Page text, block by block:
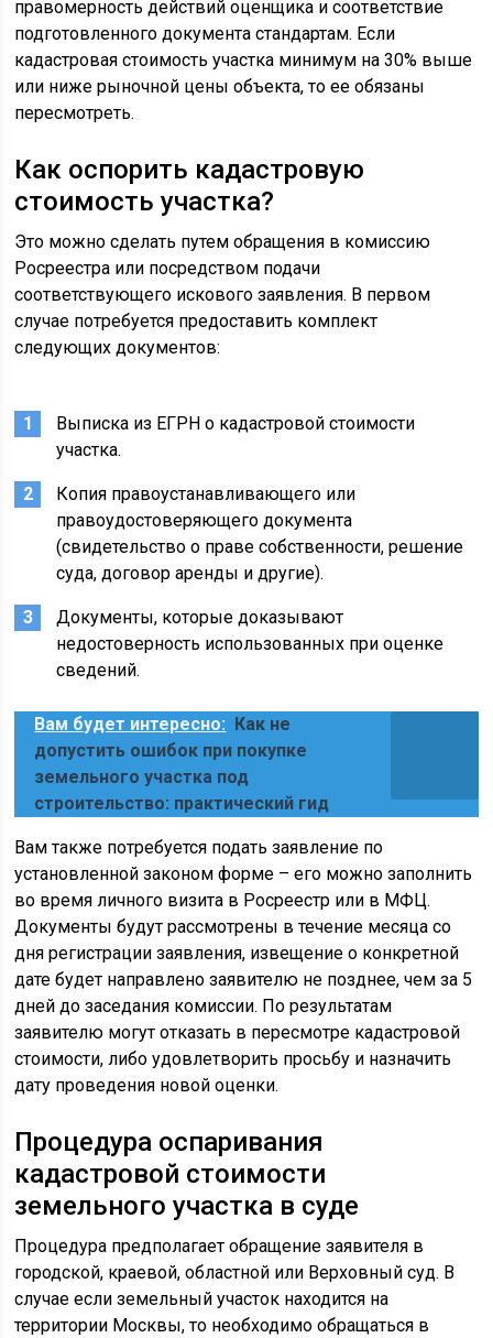
правомерность действий оценщика и соответствие
подготовленного документа стандартам. Если
кадастровая стоимость участка минимум на 30% выше
или ниже рыночной цены объекта, то ее обязаны
пересмотреть.
Как оспорить кадастровую
стоимость участка?
Это можно сделать путем обращения в комиссию
Росреестра или посредством подачи
соответствующего искового заявления. В первом
случае потребуется предоставить комплект
следующих документов:
Выписка из ЕГРН о кадастровой стоимости
участка.
Копия правоустанавливающего или
правоудостоверяющего документа
(свидетельство о праве собственности, решение
суда, договор аренды и другие).
Документы, которые доказывают
недостоверность использованных при оценке
сведений.
Вам будет интересно: Как не
допустить ошибок при покупке
земельного участка под
строительство: практический гид
Вам также потребуется подать заявление по
установленной законом форме – его можно заполнить
во время личного визита в Росреестр или в МФЦ.
Документы будут рассмотрены в течение месяца со
дня регистрации заявления, извещение о конкретной
дате будет направлено заявителю не позднее, чем за 5
дней до заседания комиссии. По результатам
заявителю могут отказать в пересмотре кадастровой
стоимости, либо удовлетворить просьбу и назначить
дату проведения новой оценки.
Процедура оспаривания
кадастровой стоимости
земельного участка в суде
Процедура предполагает обращение заявителя в
городской, краевой, областной или Верховный суд. В
случае если земельный участок находится на
территории Москвы, то необходимо обращаться в